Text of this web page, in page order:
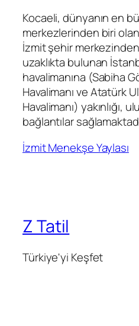
Kocaeli, dünyanın en
merkezlerinden biri
İzmit şehir
uzaklıkta bulunan
havalimanına (Sabiha
Havalimanı ve Atatürk
Havalimanı) yakınlığı,
bağlantılar
İzmit Menekşe Yaylası
Z Tatil
Türkiye'yi Keşfet